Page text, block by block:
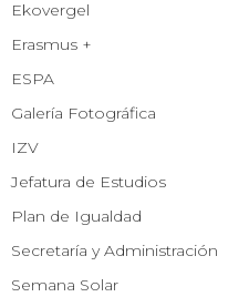
Ekovergel
Erasmus +
ESPA
Galería Fotográfica
IZV
Jefatura de Estudios
Plan de Igualdad
Secretaría y Administración
Semana Solar